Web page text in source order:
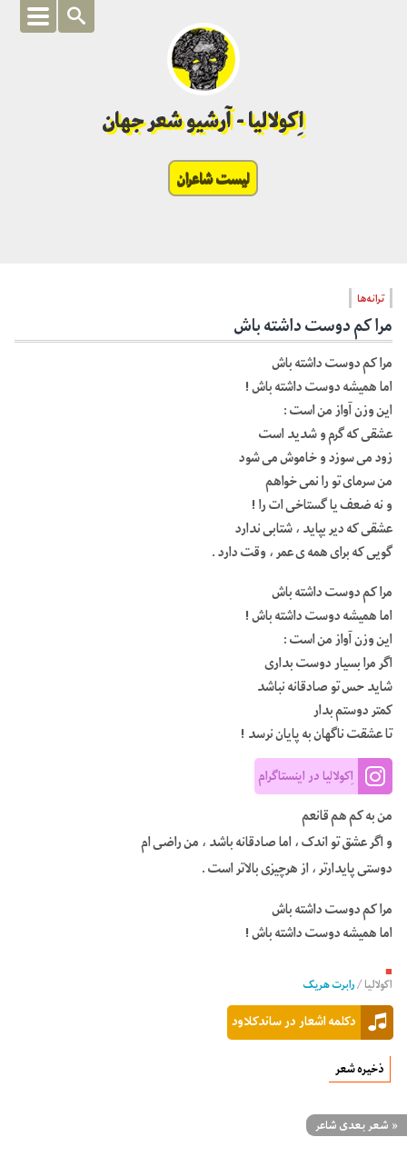
اِکولالیا - آرشیو شعر جهان
لیست شاعران
ترانه‌ها
مرا کم دوست داشته باش
مرا کم دوست داشته باش
اما همیشه دوست داشته باش !
این وزن آواز من است :
عشقی که گرم و شدید است
زود می سوزد و خاموش می شود
من سرمای تو را نمی خواهم
و نه ضعف یا گستاخی ات را !
عشقی که دیر بپاید ، شتابی ندارد
گویی که برای همه ی عمر ، وقت دارد .
مرا کم دوست داشته باش
اما همیشه دوست داشته باش !
این وزن آواز من است :
اگر مرا بسیار دوست بداری
شاید حس تو صادقانه نباشد
کمتر دوستم بدار
تا عشقت ناگهان به پایان نرسد !
اِکولالیا در اینستاگرام
من به کم هم قانعم
و اگر عشق تو اندک ، اما صادقانه باشد ، من راضی ام
دوستی پایدارتر ، از هرچیزی بالاتر است .
مرا کم دوست داشته باش
اما همیشه دوست داشته باش !
■
اکولالیا/رابرت هریک
دکلمه اشعار در ساندکلاود
ذخیره شعر
« شعر بعدی شاعر